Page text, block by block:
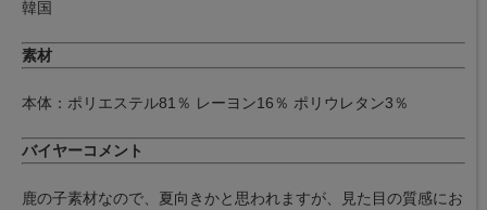
韓国
素材
本体：ポリエステル81％ レーヨン16％ ポリウレタン3％
バイヤーコメント
鹿の子素材なので、夏向きかと思われますが、見た目の質感にお